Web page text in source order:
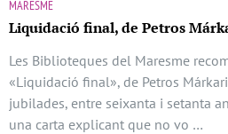
MARESME
Liquidació final, de Petros
Les Biblioteques del Maresme
«Liquidació final», de Petros
jubilades, entre seixanta i setanta
una carta explicant que no vo …